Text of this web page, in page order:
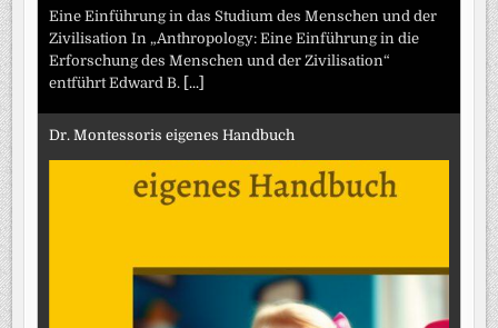
Eine Einführung in das Studium des Menschen und der
Zivilisation In „Anthropology: Eine Einführung in die
Erforschung des Menschen und der Zivilisation“
entführt Edward B. [...]
Dr. Montessoris eigenes Handbuch